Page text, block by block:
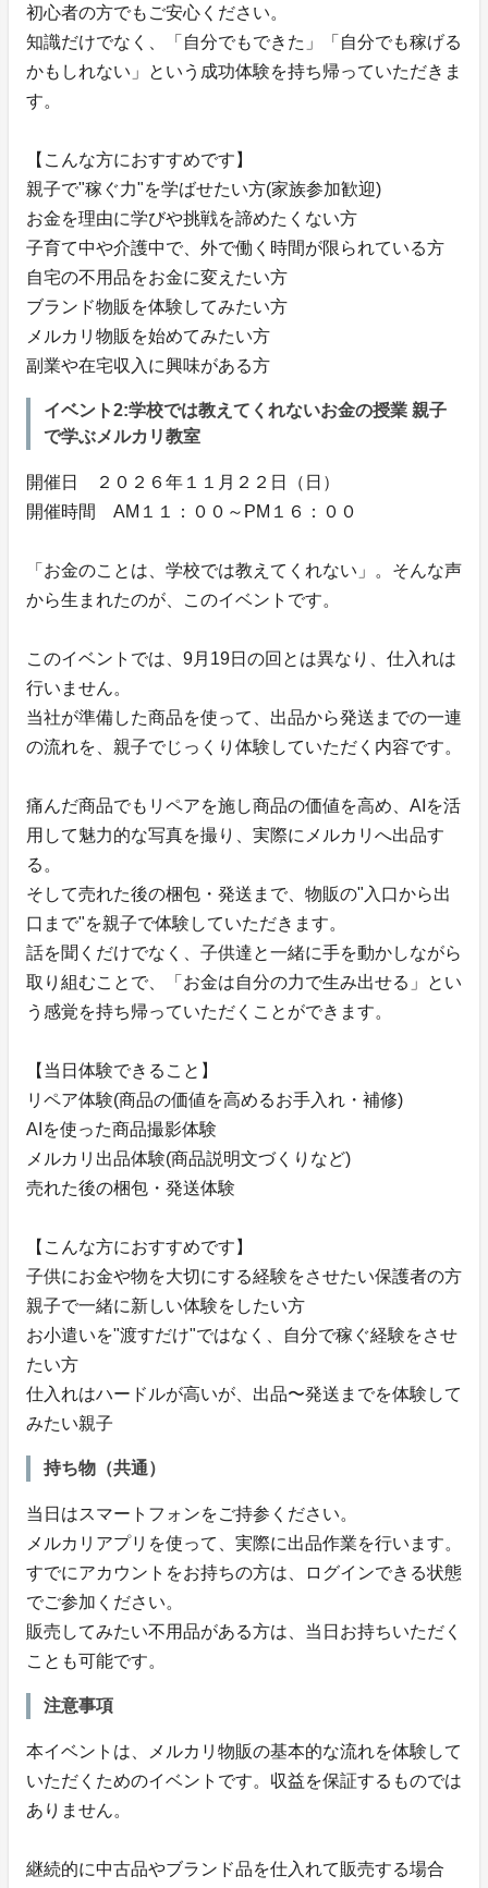
初心者の方でもご安心ください。
知識だけでなく、「自分でもできた」「自分でも稼げる
かもしれない」という成功体験を持ち帰っていただきま
す。
【こんな方におすすめです】
親子で"稼ぐ力"を学ばせたい方(家族参加歓迎)
お金を理由に学びや挑戦を諦めたくない方
子育て中や介護中で、外で働く時間が限られている方
自宅の不用品をお金に変えたい方
ブランド物販を体験してみたい方
メルカリ物販を始めてみたい方
副業や在宅収入に興味がある方
イベント2:学校では教えてくれないお金の授業 親子
で学ぶメルカリ教室
開催日 ２０２６年１１月２２日（日）
開催時間 AM１１：００～PM１６：００
「お金のことは、学校では教えてくれない」。そんな声
から生まれたのが、このイベントです。
このイベントでは、9月19日の回とは異なり、仕入れは
行いません。
当社が準備した商品を使って、出品から発送までの一連
の流れを、親子でじっくり体験していただく内容です。
痛んだ商品でもリペアを施し商品の価値を高め、AIを活
用して魅力的な写真を撮り、実際にメルカリへ出品す
る。
そして売れた後の梱包・発送まで、物販の"入口から出
口まで"を親子で体験していただきます。
話を聞くだけでなく、子供達と一緒に手を動かしながら
取り組むことで、「お金は自分の力で生み出せる」とい
う感覚を持ち帰っていただくことができます。
【当日体験できること】
リペア体験(商品の価値を高めるお手入れ・補修)
AIを使った商品撮影体験
メルカリ出品体験(商品説明文づくりなど)
売れた後の梱包・発送体験
【こんな方におすすめです】
子供にお金や物を大切にする経験をさせたい保護者の方
親子で一緒に新しい体験をしたい方
お小遣いを"渡すだけ"ではなく、自分で稼ぐ経験をさせ
たい方
仕入れはハードルが高いが、出品〜発送までを体験して
みたい親子
持ち物（共通）
当日はスマートフォンをご持参ください。
メルカリアプリを使って、実際に出品作業を行います。
すでにアカウントをお持ちの方は、ログインできる状態
でご参加ください。
販売してみたい不用品がある方は、当日お持ちいただく
ことも可能です。
注意事項
本イベントは、メルカリ物販の基本的な流れを体験して
いただくためのイベントです。収益を保証するものでは
ありません。
継続的に中古品やブランド品を仕入れて販売する場合